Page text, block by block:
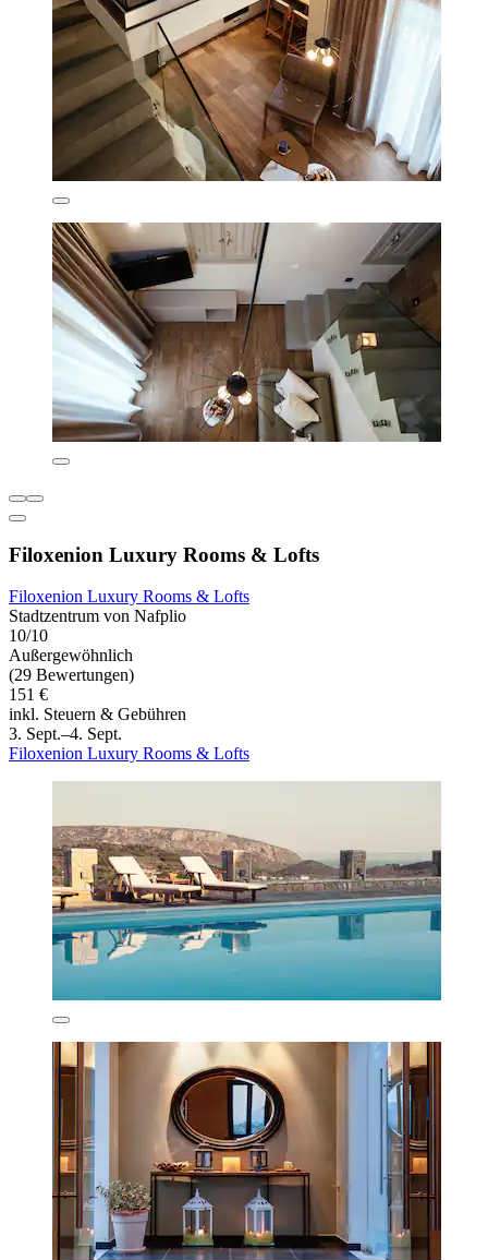
Filoxenion Luxury Rooms & Lofts
Filoxenion Luxury Rooms & Lofts
Stadtzentrum von Nafplio
10/10
Außergewöhnlich
(29 Bewertungen)
151 €
inkl. Steuern & Gebühren
3. Sept.–4. Sept.
Filoxenion Luxury Rooms & Lofts